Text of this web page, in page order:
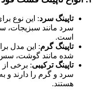
تاپینگ سرد: این نوع
سرد مانند سبزیجات،
است.
تاپینگ گرم: این مدل
شده مانند گوشت،
تاپینگ ترکیبی: برخی از
سرد و گرم را دارند و
هستند.